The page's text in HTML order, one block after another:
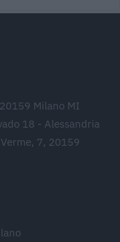
Milano MI
18 - Alessandria
7, 20159